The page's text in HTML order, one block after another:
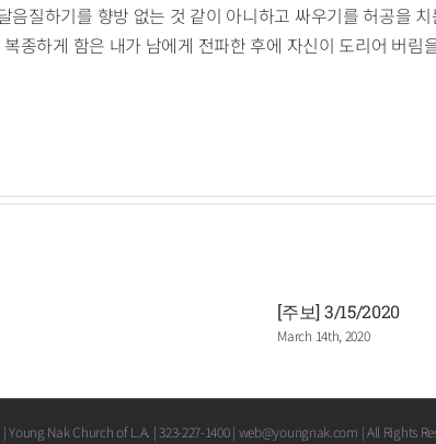
음질하기를 향방 없는 것 같이 아니하고 싸우기를 허공을
종하게 함은 내가 남에게 전파한 후에 자신이 도리어 버림
[주보] 3/15/2020
March 14th, 2020
| Young Nak Church of L.A. | 323-227-1400 | web@youngnak.com | All Rights